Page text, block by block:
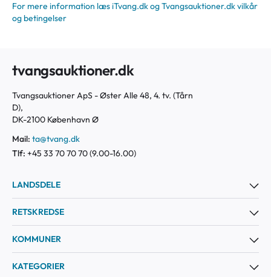
For mere information læs iTvang.dk og Tvangsauktioner.dk vilkår
og betingelser
tvangsauktioner.dk
Tvangsauktioner ApS - Øster Alle 48, 4. tv. (Tårn
D),
DK-2100 København Ø
Mail: ta@tvang.dk
Tlf: +45 33 70 70 70 (9.00-16.00)
LANDSDELE
RETSKREDSE
KOMMUNER
KATEGORIER